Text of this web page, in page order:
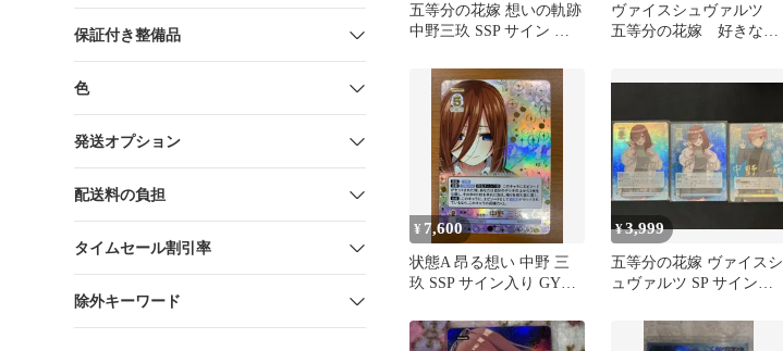
保証付き整備品
色
発送オプション
配送料の負担
タイムセール割引率
除外キーワード
五等分の花嫁 想いの軌跡
中野三玖 SSP サイン パ
ンマ
ヴァイスシュヴァルツ
五等分の花嫁 好きなも
¥ 7,600
状態A 昂る想い 中野 三
玖 SSP サイン入り GYC-
ごとカド
¥3,999
五等分の花嫁 ヴァイスシ
ュヴァルツ SP サインカ